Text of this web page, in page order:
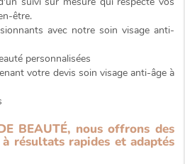
être.
avec notre soin visage anti-
personnalisées
votre devis soin visage anti-âge à
BEAUTÉ, nous offrons des
résultats rapides et adaptés